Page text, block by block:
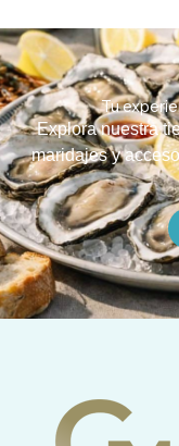
Tu
Explora nuestra
maridajes y